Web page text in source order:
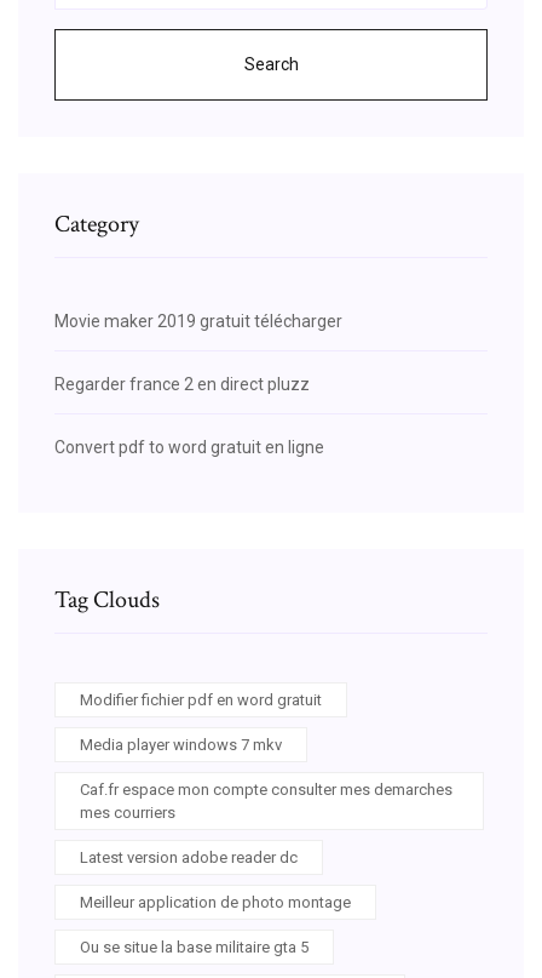
Search
Category
Movie maker 2019 gratuit télécharger
Regarder france 2 en direct pluzz
Convert pdf to word gratuit en ligne
Tag Clouds
Modifier fichier pdf en word gratuit
Media player windows 7 mkv
Caf.fr espace mon compte consulter mes demarches
mes courriers
Latest version adobe reader dc
Meilleur application de photo montage
Ou se situe la base militaire gta 5